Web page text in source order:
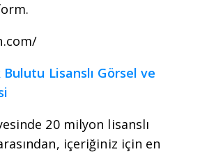
Lisanslı Görsel ve
20 milyon lisanslı
içeriğiniz için en